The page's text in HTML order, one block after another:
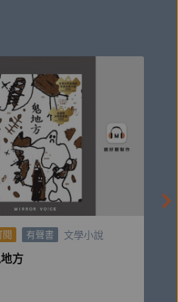
閱 有聲書 文學小說
方